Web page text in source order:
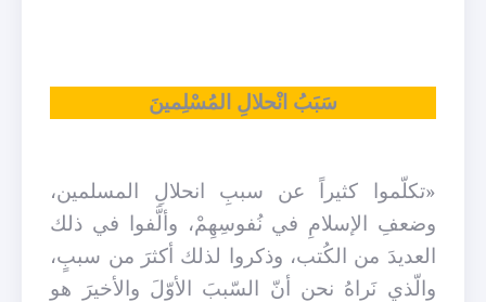
سَبَبُ انْحلالِ المُسْلِمينَ
«تكلّموا كثيراً عن سببِ انحلالِ المسلمين،
وضعفِ الإسلامِ في نُفوسِهِمْ، وألَّفوا في ذلك
العديدَ من الكُتب، وذكروا لذلك أكثرَ من سببٍ،
والّذي نَراهُ نحن أنّ السّببَ الأوّلَ والأخيرَ هو